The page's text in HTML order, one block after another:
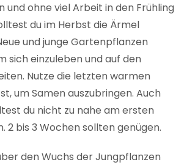
und ohne viel Arbeit in den Frühling
du im Herbst die Ärmel
und junge Gartenpflanzen
sich einzuleben und auf den
Nutze die letzten warmen
um Samen auszubringen. Auch
du nicht zu nahe am ersten
2 bis 3 Wochen sollten genügen.
den Wuchs der Jungpflanzen